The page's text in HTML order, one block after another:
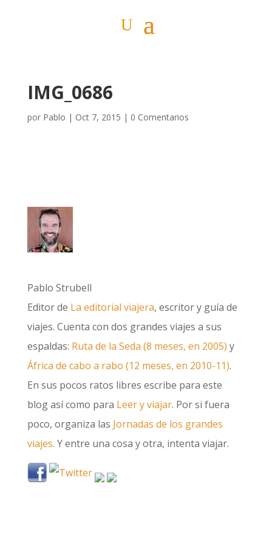
IMG_0686
por Pablo | Oct 7, 2015 | 0 Comentarios
Pablo Strubell
Editor de La editorial viajera, escritor y guía de
viajes. Cuenta con dos grandes viajes a sus
espaldas: Ruta de la Seda (8 meses, en 2005) y
África de cabo a rabo (12 meses, en 2010-11).
En sus pocos ratos libres escribe para este
blog así como para Leer y viajar. Por si fuera
poco, organiza las Jornadas de los grandes
viajes. Y entre una cosa y otra, intenta viajar.